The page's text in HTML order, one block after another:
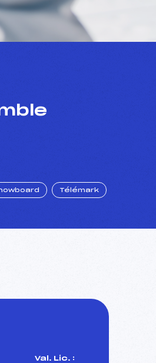
Télémark
Val. Lic. :